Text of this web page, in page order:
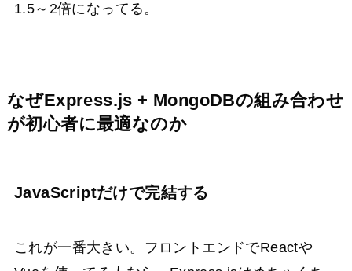
1.5～2倍になってる。
なぜExpress.js + MongoDBの組み合わせ
が初心者に最適なのか
JavaScriptだけで完結する
これが一番大きい。フロントエンドでReactや